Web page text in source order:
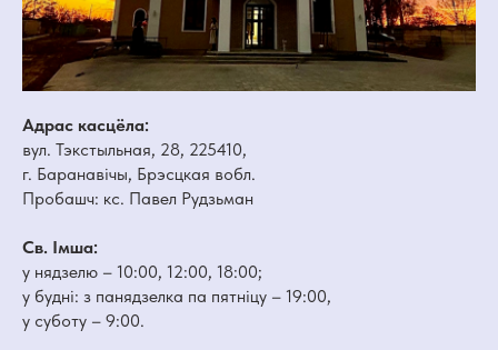
Адрас касцёла:
вул. Тэкстыльная, 28, 225410,
г. Баранавічы, Брэсцкая вобл.
Пробашч: кс. Павел Рудзьман
Св. Імша:
у нядзелю – 10:00, 12:00, 18:00;
у будні: з панядзелка па пятніцу – 19:00,
у суботу – 9:00.